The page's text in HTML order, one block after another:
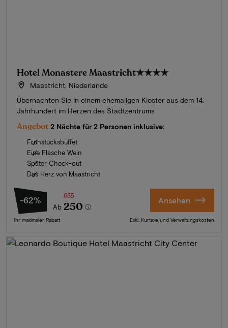
Hotel Monastere Maastricht★★★★
Maastricht, Niederlande
Übernachten Sie in einem ehemaligen Kloster aus dem 14.
Jahrhundert im Herzen des Stadtzentrums
Angebot 2 Nächte für 2 Personen inklusive:
Frühstücksbuffet
Eine Flasche Wein
Später Check-out
Das Herz von Maastricht
-62%
Ab
655
250
Ihr maximaler Rabatt
Ansehen
Exkl. Kurtaxe und Verwaltungskosten